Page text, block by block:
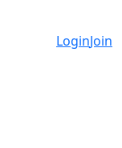
LoginJoin